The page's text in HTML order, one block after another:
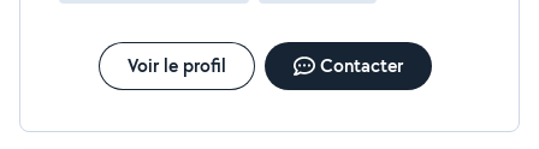
Voir le profil Contacter